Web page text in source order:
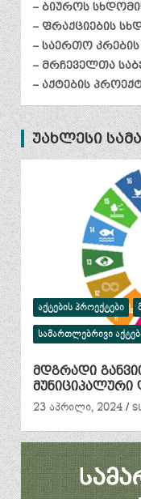
– ბიუროს
– ფრაქციების
– საერთო
– მრჩეველთა
– აქტების
უახლესი
ᲐᲥᲢᲔᲑᲘᲡ ᲞᲠᲝᲔᲥᲢᲔᲑᲘ
ᲡᲐᲛᲐᲠᲗᲚᲔᲑᲠᲘᲕᲘ
მდგრადი
მუნიციპალური
23 აპრილი, 2024